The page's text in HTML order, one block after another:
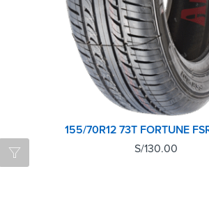
155/70R12 73T FORTUNE
S/130.00